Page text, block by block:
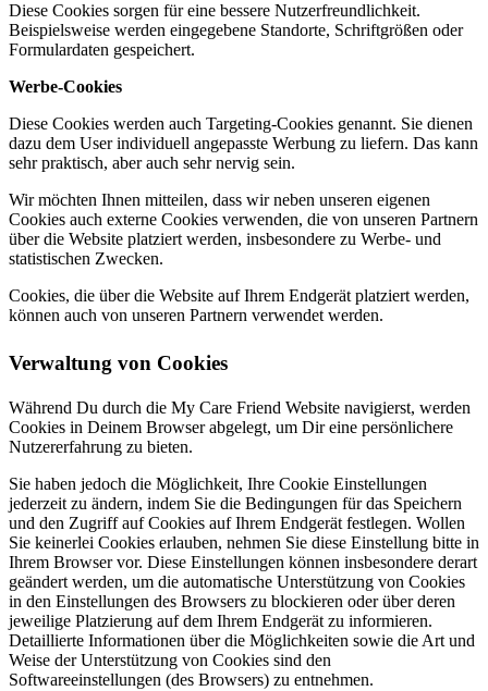
Diese Cookies sorgen für eine bessere Nutzerfreundlichkeit.
Beispielsweise werden eingegebene Standorte, Schriftgrößen oder
Formulardaten gespeichert.
Werbe-Cookies
Diese Cookies werden auch Targeting-Cookies genannt. Sie dienen
dazu dem User individuell angepasste Werbung zu liefern. Das kann
sehr praktisch, aber auch sehr nervig sein.
Wir möchten Ihnen mitteilen, dass wir neben unseren eigenen
Cookies auch externe Cookies verwenden, die von unseren Partnern
über die Website platziert werden, insbesondere zu Werbe- und
statistischen Zwecken.
Cookies, die über die Website auf Ihrem Endgerät platziert werden,
können auch von unseren Partnern verwendet werden.
Verwaltung von Cookies
Während Du durch die My Care Friend Website navigierst, werden
Cookies in Deinem Browser abgelegt, um Dir eine persönlichere
Nutzererfahrung zu bieten.
Sie haben jedoch die Möglichkeit, Ihre Cookie Einstellungen
jederzeit zu ändern, indem Sie die Bedingungen für das Speichern
und den Zugriff auf Cookies auf Ihrem Endgerät festlegen. Wollen
Sie keinerlei Cookies erlauben, nehmen Sie diese Einstellung bitte in
Ihrem Browser vor. Diese Einstellungen können insbesondere derart
geändert werden, um die automatische Unterstützung von Cookies
in den Einstellungen des Browsers zu blockieren oder über deren
jeweilige Platzierung auf dem Ihrem Endgerät zu informieren.
Detaillierte Informationen über die Möglichkeiten sowie die Art und
Weise der Unterstützung von Cookies sind den
Softwareeinstellungen (des Browsers) zu entnehmen.